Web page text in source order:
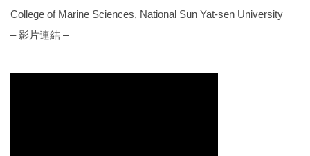
College of Marine Sciences, National Sun Yat-sen University
– 影片連結 –